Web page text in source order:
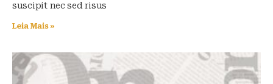
suscipit nec sed risus
Leia Mais »